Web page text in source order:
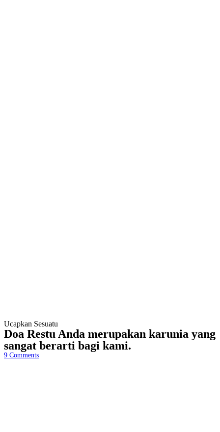
Ucapkan Sesuatu
Doa Restu Anda merupakan karunia yang
sangat berarti bagi kami.
9 Comments